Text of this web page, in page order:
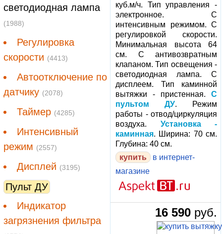
светодиодная лампа
(1988)
Регулировка
скорости (4413)
Автоотключение по
датчику (2078)
Таймер (4285)
Интенсивный
режим (2557)
Дисплей (3195)
Пульт ДУ
Индикатор
загрязнения фильтра
куб.м/ч. Тип управления -
электронное. С
интенсивным режимом. С
регулировкой скорости.
Минимальная высота 64
см. С антивозвратным
клапаном. Тип освещения -
светодиодная лампа. С
дисплеем. Тип каминной
вытяжки - пристенная. С
пультом ДУ. Режим
работы - отвод/циркуляция
воздуха. Установка -
каминная. Ширина: 70 см.
Глубина: 40 см.
купить
в интернет-
магазине
16 590 руб.